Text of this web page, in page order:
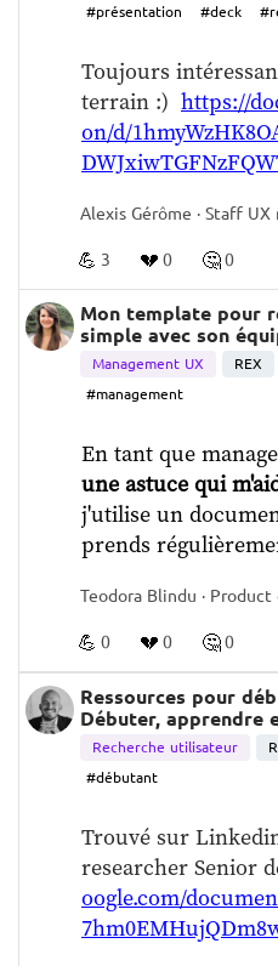
#présentation
#deck
Toujours
terrain :) https://
on/d/
Alexis Gérôme · Staff UX
💪 3 💔 0 🤔0
Mon template pour
simple avec son
Management UX REX
#management
En tant que
une astuce qui
j'utilise un
prends
mon équipe.
des notes sur des
sujets à discuter
instauré des
hebdomadaires
membre de mon
de ma précédente
ces réunions très
avec mes
c'est essentiel de
ils se sentent,
Teodora Blindu · Product
💪 0 💔 0 🤔0
Ressources pour
Débuter, apprendre
Recherche utilisateur
#débutant
Trouvé sur
researcher Senior
oogle.com/